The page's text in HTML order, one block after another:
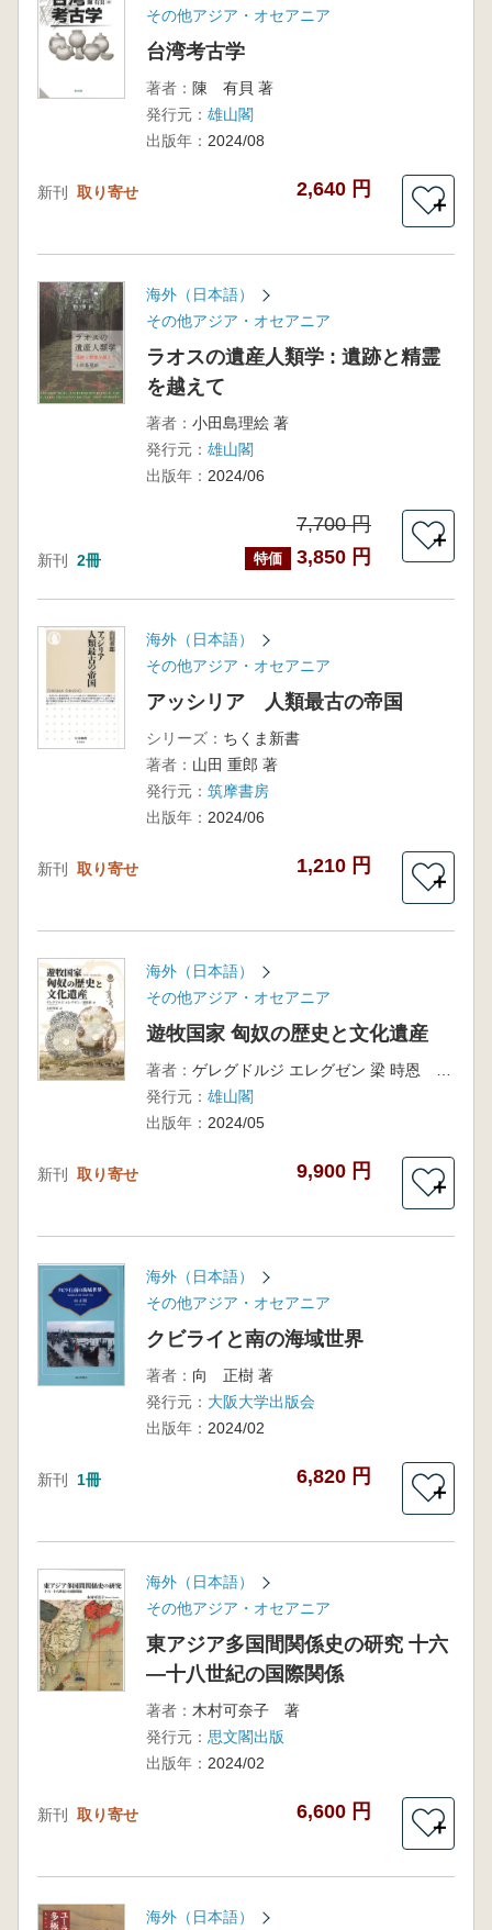
その他アジア・オセアニア
台湾考古学
著者： 陳 有貝 著
発行元： 雄山閣
出版年： 2024/08
新刊 取り寄せ 2,640 円
＋
海外（日本語）
その他アジア・オセアニア
ラオスの遺産人類学 : 遺跡と精霊
を越えて
著者： 小田島理絵 著
発行元： 雄山閣
出版年： 2024/06
新刊 2冊
7,700 円
特価 3,850 円
＋
海外（日本語）
その他アジア・オセアニア
アッシリア 人類最古の帝国
シリーズ： ちくま新書
著者： 山田 重郎 著
発行元： 筑摩書房
出版年： 2024/06
新刊 取り寄せ 1,210 円
＋
海外（日本語）
その他アジア・オセアニア
遊牧国家 匈奴の歴史と文化遺産
著者：
発行元： 雄山閣
出版年： 2024/05
新刊 取り寄せ 9,900 円
＋
海外（日本語）
その他アジア・オセアニア
クビライと南の海域世界
著者： 向 正樹 著
発行元： 大阪大学出版会
出版年： 2024/02
新刊 1冊 6,820 円
＋
海外（日本語）
その他アジア・オセアニア
東アジア多国間関係史の研究 十六
―十八世紀の国際関係
著者： 木村可奈子 著
発行元： 思文閣出版
出版年： 2024/02
新刊 取り寄せ 6,600 円
＋
海外（日本語）